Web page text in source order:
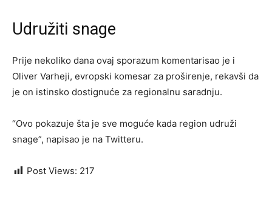
Udružiti snage
Prije nekoliko dana ovaj sporazum komentarisao je i
Oliver Varheji, evropski komesar za proširenje, rekavši da
je on istinsko dostignuće za regionalnu saradnju.
“Ovo pokazuje šta je sve moguće kada region udruži
snage”, napisao je na Twitteru.
Post Views: 217